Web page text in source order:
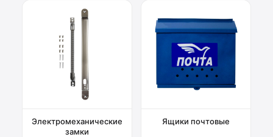
Электромеханические
замки
Ящики почтовые